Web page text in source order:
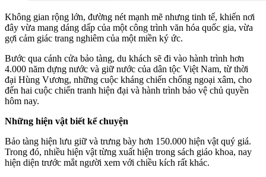
Không gian rộng lớn, đường nét mạnh mẽ nhưng tinh tế, khiến nơi
đây vừa mang dáng dấp của một công trình văn hóa quốc gia, vừa
gợi cảm giác trang nghiêm của một miền ký ức.
Bước qua cánh cửa bảo tàng, du khách sẽ đi vào hành trình hơn
4.000 năm dựng nước và giữ nước của dân tộc Việt Nam, từ thời
đại Hùng Vương, những cuộc kháng chiến chống ngoại xâm, cho
đến hai cuộc chiến tranh hiện đại và hành trình bảo vệ chủ quyền
hôm nay.
Những hiện vật biết kể chuyện
Bảo tàng hiện lưu giữ và trưng bày hơn 150.000 hiện vật quý giá.
Trong đó, nhiều hiện vật từng xuất hiện trong sách giáo khoa, nay
hiện diện trước mắt người xem với chiều kích rất khác.